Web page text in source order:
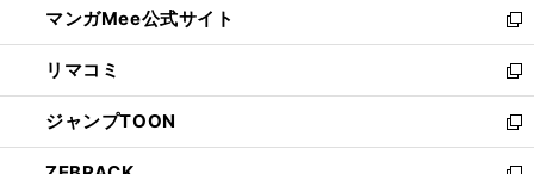
く
ド
ウ
で
開
く
ィ
ン
ド
ウ
で
開
い
ウ
ィ
ン
ド
ウ
マンガMee公式サイト
新
し
い
ウ
ィ
ン
リマコミ
新
し
い
ウ
ジャンプTOON
新
し